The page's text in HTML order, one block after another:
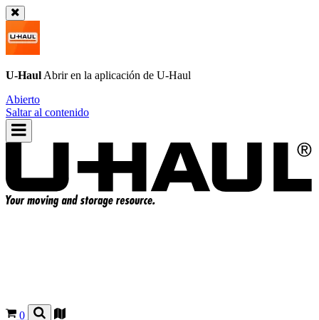
U-Haul Abrir en la aplicación de U-Haul
Abierto
Saltar al contenido
0